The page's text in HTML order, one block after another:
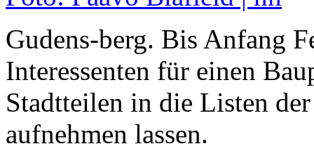
Gudens-berg. Bis Anfang
Interessenten für einen
Stadtteilen in die Listen
aufnehmen lassen.